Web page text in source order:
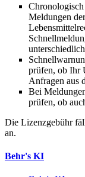
Meldungen
prüfen, ob Ihr
Anfragen aus
Bei
prüfen, ob
Die Lizenzgebühr
an.
Behr's KI